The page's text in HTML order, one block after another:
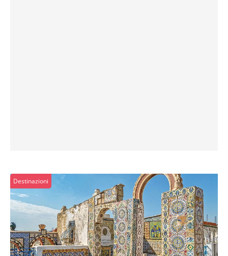
Destinazioni